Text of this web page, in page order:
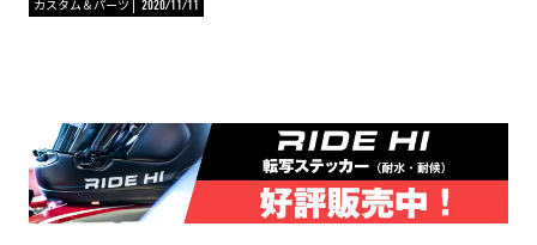
カスタム＆パーツ
2020/11/11